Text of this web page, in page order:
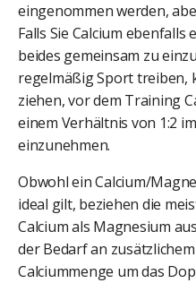
eingenommen werden,
Falls Sie Calcium
beides gemeinsam zu
regelmäßig Sport treiben,
ziehen, vor dem Training
einem Verhältnis von 1:2
einzunehmen.
Obwohl ein Calcium/
ideal gilt, beziehen die
Calcium als Magnesium
der Bedarf an
Calciummenge um das